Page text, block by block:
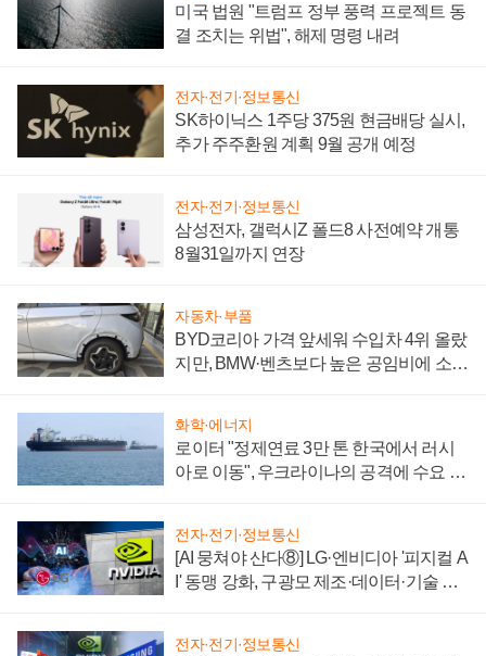
미국 법원 "트럼프 정부 풍력 프로젝트 동
결 조치는 위법", 해제 명령 내려
전자·전기·정보통신
SK하이닉스 1주당 375원 현금배당 실시,
추가 주주환원 계획 9월 공개 예정
전자·전기·정보통신
삼성전자, 갤럭시Z 폴드8 사전예약 개통
8월31일까지 연장
자동차·부품
BYD코리아 가격 앞세워 수입차 4위 올랐
지만, BMW·벤츠보다 높은 공임비에 소비
화학·에너지
로이터 "정제연료 3만 톤 한국에서 러시
아로 이동", 우크라이나의 공격에 수요 늘
전자·전기·정보통신
[AI 뭉쳐야 산다⑧] LG·엔비디아 '피지컬 A
I' 동맹 강화, 구광모 제조·데이터·기술 결
전자·전기·정보통신